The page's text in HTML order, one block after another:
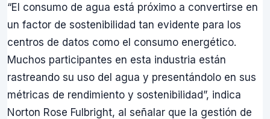
“El consumo de agua está próximo a convertirse en
un factor de sostenibilidad tan evidente para los
centros de datos como el consumo energético.
Muchos participantes en esta industria están
rastreando su uso del agua y presentándolo en sus
métricas de rendimiento y sostenibilidad”, indica
Norton Rose Fulbright, al señalar que la gestión de